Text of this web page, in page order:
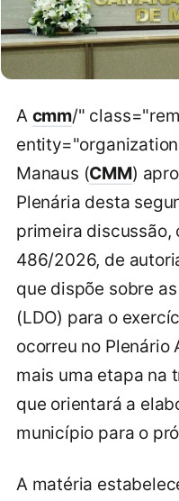
A cmm/"
Manaus (CMM)
Plenária desta
primeira discussão,
486/2026, de
que dispõe sobre
(LDO) para o
ocorreu no Plenário
mais uma etapa na
que orientará a
município para o
A matéria